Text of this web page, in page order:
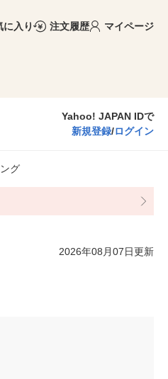
に入り 注文履歴 マイページ
Yahoo! JAPAN IDで
新規登録/ログイン
グ
2026年08月07日更新